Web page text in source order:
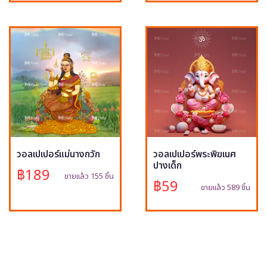
วอลเปเปอร์แม่นางกวัก
฿189 ขายแล้ว 155 ชิ้น
วอลเปเปอร์พระพิฆเนศ
ปางเด็ก
฿59 ขายแล้ว 589 ชิ้น